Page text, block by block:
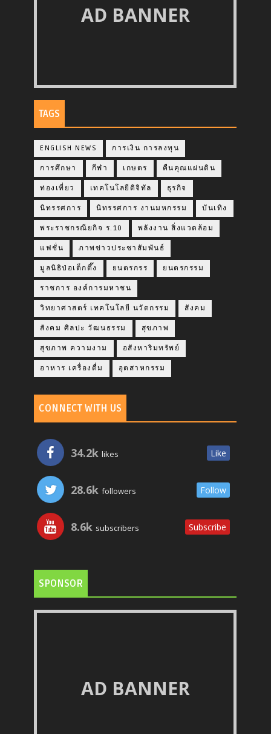
AD BANNER
TAGS
ENGLISH NEWS การเงิน การลงทุน
การศึกษา กีฬา เกษตร คืนคุณแผ่นดิน
ท่องเที่ยว เทคโนโลยีดิจิทัล ธุรกิจ
นิทรรศการ นิทรรศการ งานมหกรรม บันเทิง
พระราชกรณียกิจ ร.10 พลังงาน สิ่งแวดล้อม
แฟชั่น ภาพข่าวประชาสัมพันธ์
มูลนิธิป่อเต็กตึ๊ง ยนตรกรร ยนตรกรรม
ราชการ องค์การมหาชน
วิทยาศาสตร์ เทคโนโลยี นวัตกรรม สังคม
สังคม ศิลปะ วัฒนธรรม สุขภาพ
สุขภาพ ความงาม อสังหาริมทรัพย์
อาหาร เครื่องดื่ม อุตสาหกรรม
CONNECT WITH US
34.2k likes Like
28.6k followers Follow
8.6k subscribers Subscribe
SPONSOR
AD BANNER